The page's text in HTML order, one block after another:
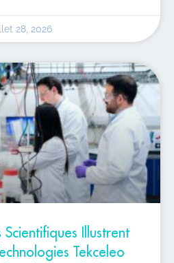
28, 2026
Illustrent
Tekceleo